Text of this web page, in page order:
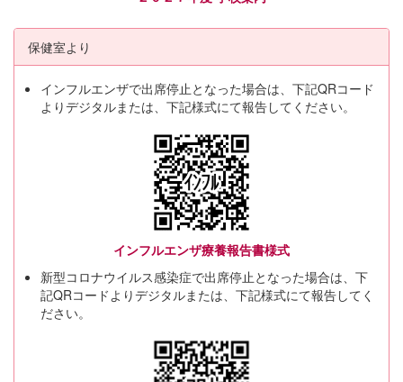
保健室より
インフルエンザで出席停止となった場合は、下記QRコード
よりデジタルまたは、下記様式にて報告してください。
インフルエンザ療養報告書様式
新型コロナウイルス感染症で出席停止となった場合は、下
記QRコードよりデジタルまたは、下記様式にて報告してく
ださい。